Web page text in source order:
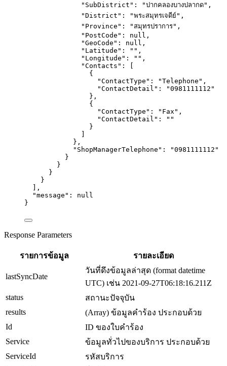
"SubDistrict" : "ปากคลองบางปลากด" ,
"District" : "พระสมุทรเจดีย์ " ,
"Province" : "สมุทรปราการ" ,
"PostCode" : null ,
"GeoCode" : null ,
"Latitude" : "" ,
"Longitude" : "" ,
"Contacts" : [
{
"ContactType" : "Telephone " ,
"ContactDetail" : "0981111112 "
},
{
"ContactType" : " Fax " ,
"ContactDetail" :
""
}
},
"ShopManagerTelephone" : "0981111112 "
}
}
}
}
],
"message" : null
}
Response Parameters
รายการข้อมูล รายละเอียด
lastSyncDate
วันที่ดึงข้อมูลล่าสุด (format datetime
UTC) เช่น 2021-09-27T06:18:16.211Z
status
สถานะปัจจุบัน
results
(Array) ข้อมูลคำร้อง ประกอบด้วย
Id
ID ของใบคำร้อง
Service
ข้อมูลทั่วไปของบริการ ประกอบด้วย
ServiceId
รหัสบริการ